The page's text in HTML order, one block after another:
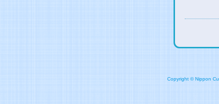
Copyright © Nippon